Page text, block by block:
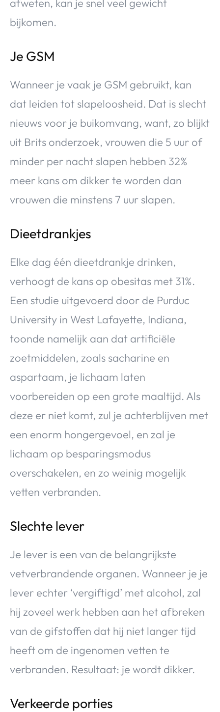
afweten, kan je snel veel gewicht
bijkomen.
Je GSM
Wanneer je vaak je GSM gebruikt, kan
dat leiden tot slapeloosheid. Dat is slecht
nieuws voor je buikomvang, want, zo blijkt
uit Brits onderzoek, vrouwen die 5 uur of
minder per nacht slapen hebben 32%
meer kans om dikker te worden dan
vrouwen die minstens 7 uur slapen.
Dieetdrankjes
Elke dag één dieetdrankje drinken,
verhoogt de kans op obesitas met 31%.
Een studie uitgevoerd door de Purduc
University in West Lafayette, Indiana,
toonde namelijk aan dat artificiële
zoetmiddelen, zoals sacharine en
aspartaam, je lichaam laten
voorbereiden op een grote maaltijd. Als
deze er niet komt, zul je achterblijven met
een enorm hongergevoel, en zal je
lichaam op besparingsmodus
overschakelen, en zo weinig mogelijk
vetten verbranden.
Slechte lever
Je lever is een van de belangrijkste
vetverbrandende organen. Wanneer je je
lever echter ‘vergiftigd’ met alcohol, zal
hij zoveel werk hebben aan het afbreken
van de gifstoffen dat hij niet langer tijd
heeft om de ingenomen vetten te
verbranden. Resultaat: je wordt dikker.
Verkeerde porties